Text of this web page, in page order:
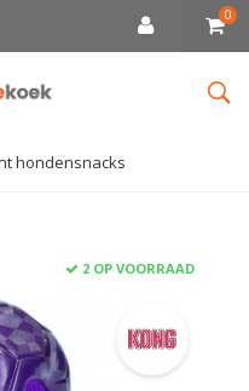
0
hondensnacks
2 OP VOORRAAD